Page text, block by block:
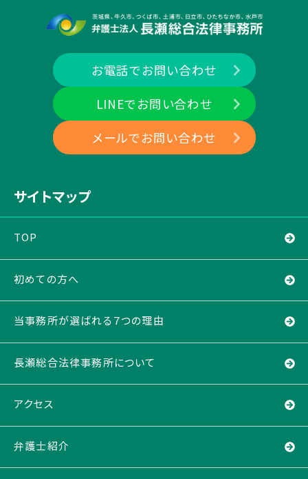
お電話でお問い合わせ
LINEでお問い合わせ
メールでお問い合わせ
サイトマップ
TOP
初めての方へ
当事務所が選ばれる７つの理由
長瀬総合法律事務所について
アクセス
弁護士紹介